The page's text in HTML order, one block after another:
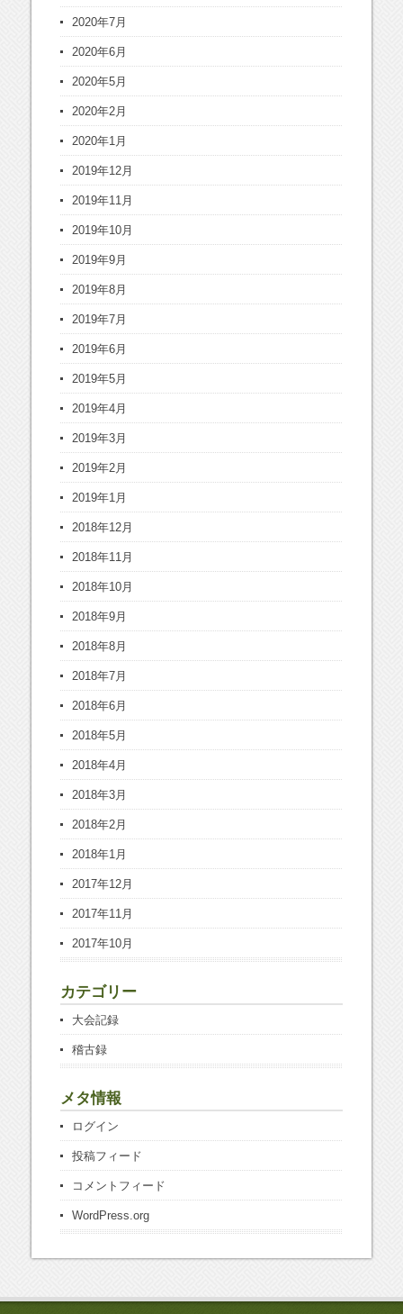
2020年7月
2020年6月
2020年5月
2020年2月
2020年1月
2019年12月
2019年11月
2019年10月
2019年9月
2019年8月
2019年7月
2019年6月
2019年5月
2019年4月
2019年3月
2019年2月
2019年1月
2018年12月
2018年11月
2018年10月
2018年9月
2018年8月
2018年7月
2018年6月
2018年5月
2018年4月
2018年3月
2018年2月
2018年1月
2017年12月
2017年11月
2017年10月
カテゴリー
大会記録
稽古録
メタ情報
ログイン
投稿フィード
コメントフィード
WordPress.org